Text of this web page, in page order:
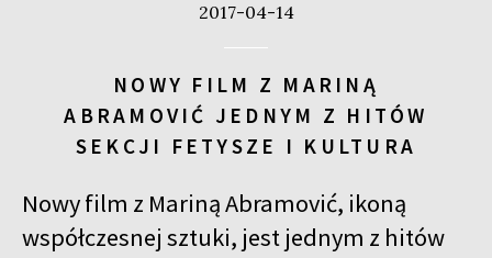
2017-04-14
NOWY FILM Z MARINĄ
ABRAMOVIĆ JEDNYM Z HITÓW
SEKCJI FETYSZE I KULTURA
Nowy film z Mariną Abramović, ikoną
współczesnej sztuki, jest jednym z hitów